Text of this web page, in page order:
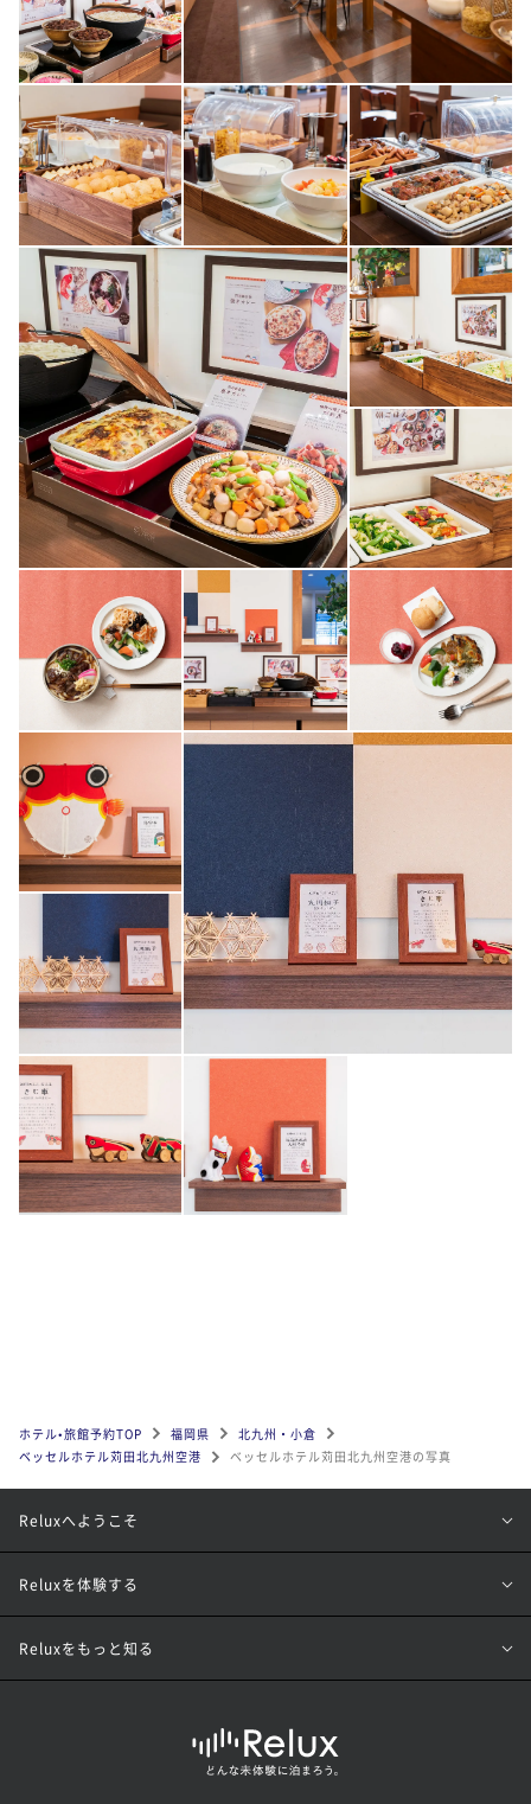
ホテル•旅館予約TOP 福岡県
北九州・小倉
ベッセルホテル苅田北九州空港
ベッセルホテル苅田北九州空港の写真
Reluxへようこそ
Reluxを体験する
Reluxをもっと知る